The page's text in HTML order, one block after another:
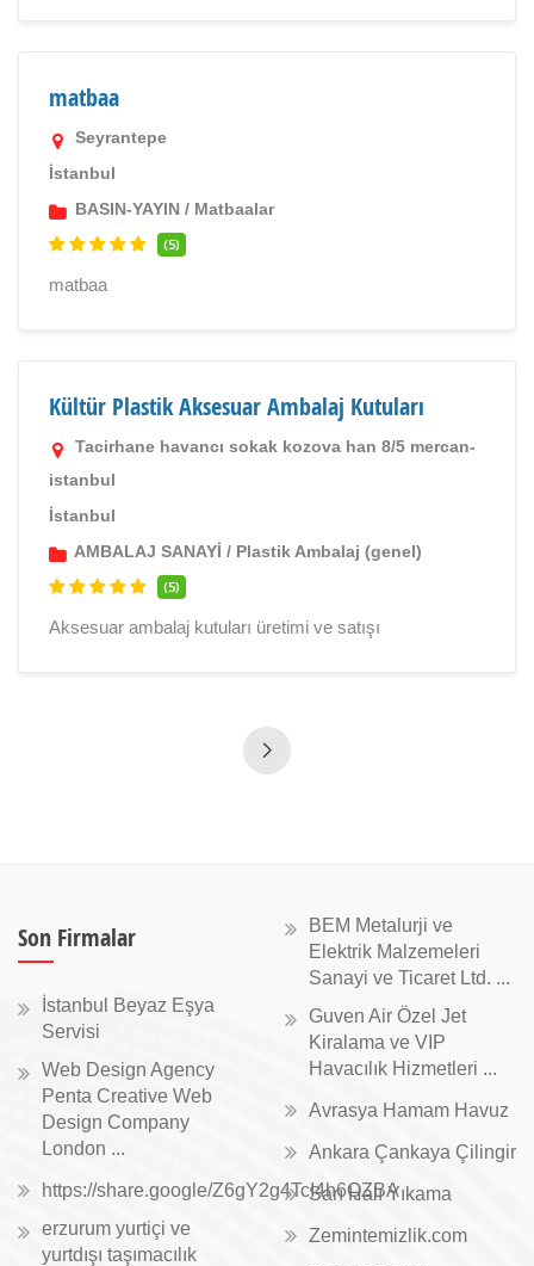
matbaa
Seyrantepe
İstanbul
BASIN-YAYIN / Matbaalar
(5)
matbaa
Kültür Plastik Aksesuar Ambalaj Kutuları
Tacirhane havancı sokak kozova han 8/5 mercan-
istanbul
İstanbul
AMBALAJ SANAYİ / Plastik Ambalaj (genel)
(5)
Aksesuar ambalaj kutuları üretimi ve satışı
Son Firmalar
İstanbul Beyaz Eşya
Servisi
Web Design Agency
Penta Creative Web
Design Company
London ...
https://share.google/Z6gY2g4TcI4h6QZBA
erzurum yurtiçi ve
yurtdışı taşımacılık
BEM Metalurji ve
Elektrik Malzemeleri
Sanayi ve Ticaret Ltd. ...
Guven Air Özel Jet
Kiralama ve VIP
Havacılık Hizmetleri ...
Avrasya Hamam Havuz
Ankara Çankaya Çilingir
Sarı Halı Yıkama
Zemintemizlik.com